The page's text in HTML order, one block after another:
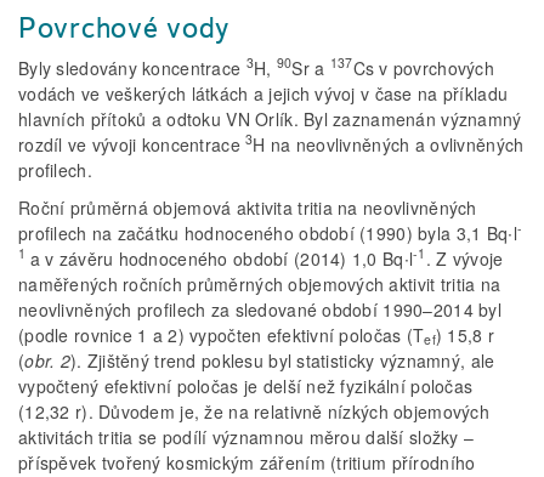
Povrchové vody
Byly sledovány koncentrace 3H, 90Sr a 137Cs v povrchových
vodách ve veškerých látkách a jejich vývoj v čase na příkladu
hlavních přítoků a odtoku VN Orlík. Byl zaznamenán významný
rozdíl ve vývoji koncentrace3H na neovlivněných a ovlivněných
profilech.
Roční průměrná objemová aktivita tritia na neovlivněných
profilech na začátku hodnoceného období (1990) byla 3,1 Bq∙l-
1 a v závěru hodnoceného období (2014) 1,0 Bq∙l-1 . Z vývoje
naměřených ročních průměrných objemových aktivit tritia na
neovlivněných profilech za sledované období 1990–2014 byl
(podle rovnice 1 a 2) vypočten efektivní poločas (Tef) 15,8 r
(obr. 2). Zjištěný trend poklesu byl statisticky významný, ale
vypočtený efektivní poločas je delší než fyzikální poločas
(12,32 r). Důvodem je, že na relativně nízkých objemových
aktivitách tritia se podílí významnou měrou další složky –
příspěvek tvořený kosmickým zářením (tritium přírodního